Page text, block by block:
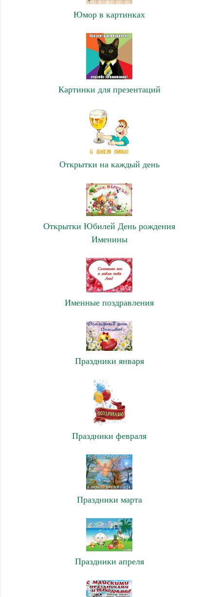
Юмор в картинках
Картинки для презентаций
Открытки на каждый день
Открытки Юбилей День рождения
Именины
Именные поздравления
Праздники января
Праздники февраля
Праздники марта
Праздники апреля